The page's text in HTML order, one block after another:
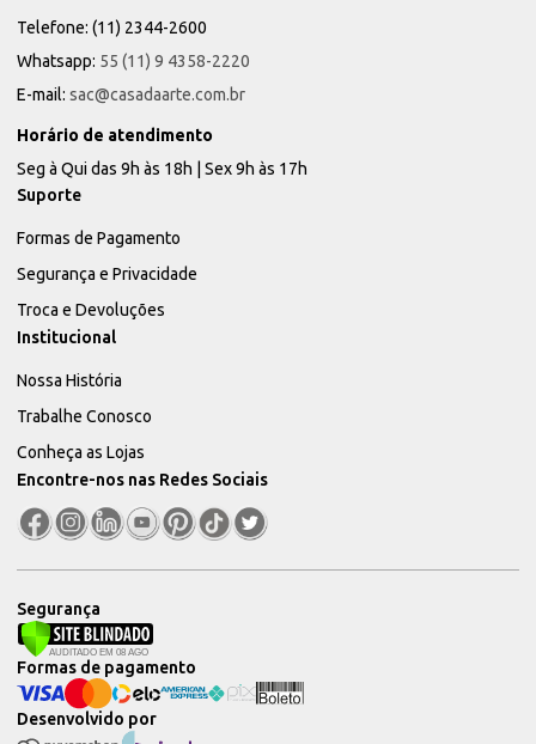
Telefone: (11) 2344-2600
Whatsapp: 55 (11) 9 4358-2220
E-mail: sac@casadaarte.com.br
Horário de atendimento
Seg à Qui das 9h às 18h | Sex 9h às 17h
Suporte
Formas de Pagamento
Segurança e Privacidade
Troca e Devoluções
Institucional
Nossa História
Trabalhe Conosco
Conheça as Lojas
Encontre-nos nas Redes Sociais
Segurança
Desenvolvido por
Formas de pagamento